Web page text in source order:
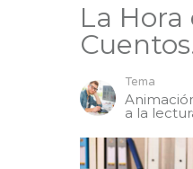
La Hora
Tema
a la